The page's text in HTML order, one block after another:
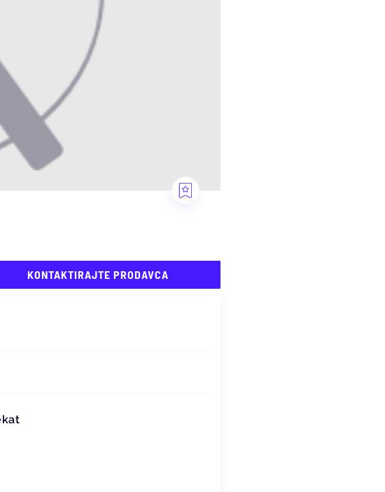
KONTAKTIRAJTE PRODAVCA